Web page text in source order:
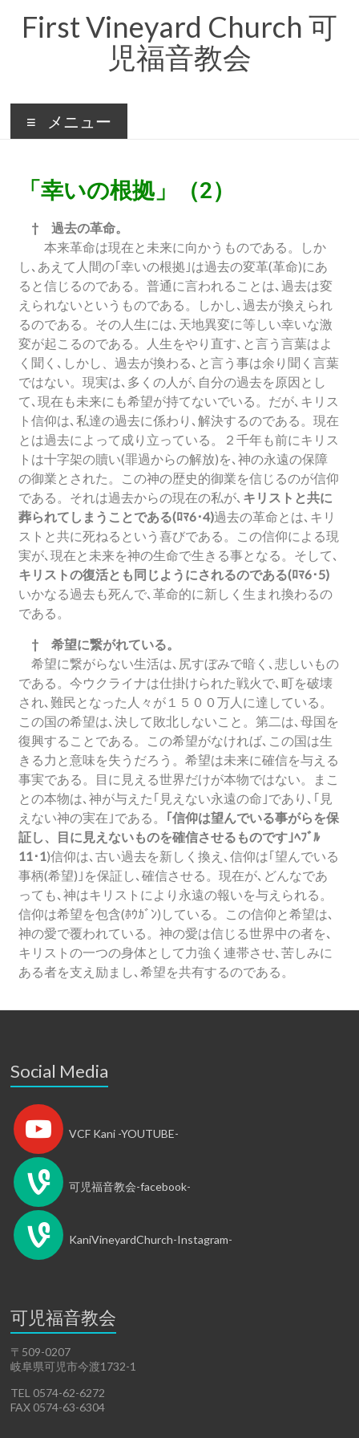
First Vineyard Church 可
児福音教会
メニュー
「幸いの根拠」（2）
† 過去の革命。
本来革命は現在と未来に向かうものである。しか
し､あえて人間の｢幸いの根拠｣は過去の変革(革命)にあ
ると信じるのである。普通に言われることは､過去は変
えられないというものである。しかし､過去が換えられ
るのである。その人生には､天地異変に等しい幸いな激
変が起こるのである。人生をやり直す､と言う言葉はよ
く聞く､しかし、過去が換わる､と言う事は余り聞く言葉
ではない。現実は､多くの人が､自分の過去を原因とし
て､現在も未来にも希望が持てないでいる。だが､キリス
ト信仰は､私達の過去に係わり､解決するのである。現在
とは過去によって成り立っている。２千年も前にキリス
トは十字架の贖い(罪過からの解放)を､神の永遠の保障
の御業とされた。この神の歴史的御業を信じるのが信仰
である。それは過去からの現在の私が､ キリストと共に
葬られてしまうことである(ﾛﾏ6･4)過去の革命とは､キリ
ストと共に死ねるという喜びである。この信仰による現
実が､現在と未来を神の生命で生きる事となる。そして､
キリストの復活とも同じようにされるのである(ﾛﾏ6･5)
いかなる過去も死んで､革命的に新しく生まれ換わるの
である。
† 希望に繋がれている。
希望に繋がらない生活は､尻すぼみで暗く､悲しいもの
である。今ウクライナは仕掛けられた戦火で､町を破壊
され､難民となった人々が１５００万人に達している。
この国の希望は､決して敗北しないこと。第二は､母国を
復興することである。この希望がなければ､この国は生
きる力と意味を失うだろう。希望は未来に確信を与える
事実である。目に見える世界だけが本物ではない。まこ
との本物は､神が与えた｢見えない永遠の命｣であり､｢見
えない神の実在｣である。 ｢信仰は望んでいる事がらを保
証し、目に見えないものを確信させるものです｣ﾍﾌﾞﾙ
11･1)信仰は､古い過去を新しく換え､信仰は｢望んでいる
事柄(希望)｣を保証し､確信させる。現在が､どんなであ
っても､神はキリストにより永遠の報いを与えられる。
信仰は希望を包含(ﾎｳｶﾞﾝ)している。この信仰と希望は､
神の愛で覆われている。神の愛は信じる世界中の者を､
キリストの一つの身体として力強く連帯させ､苦しみに
ある者を支え励まし､希望を共有するのである。
Social Media
VCF Kani -YOUTUBE-
可児福音教会-facebook-
KaniVineyardChurch-Instagram-
可児福音教会
〒509-0207
岐阜県可児市今渡1732-1
TEL 0574-62-6272
FAX 0574-63-6304